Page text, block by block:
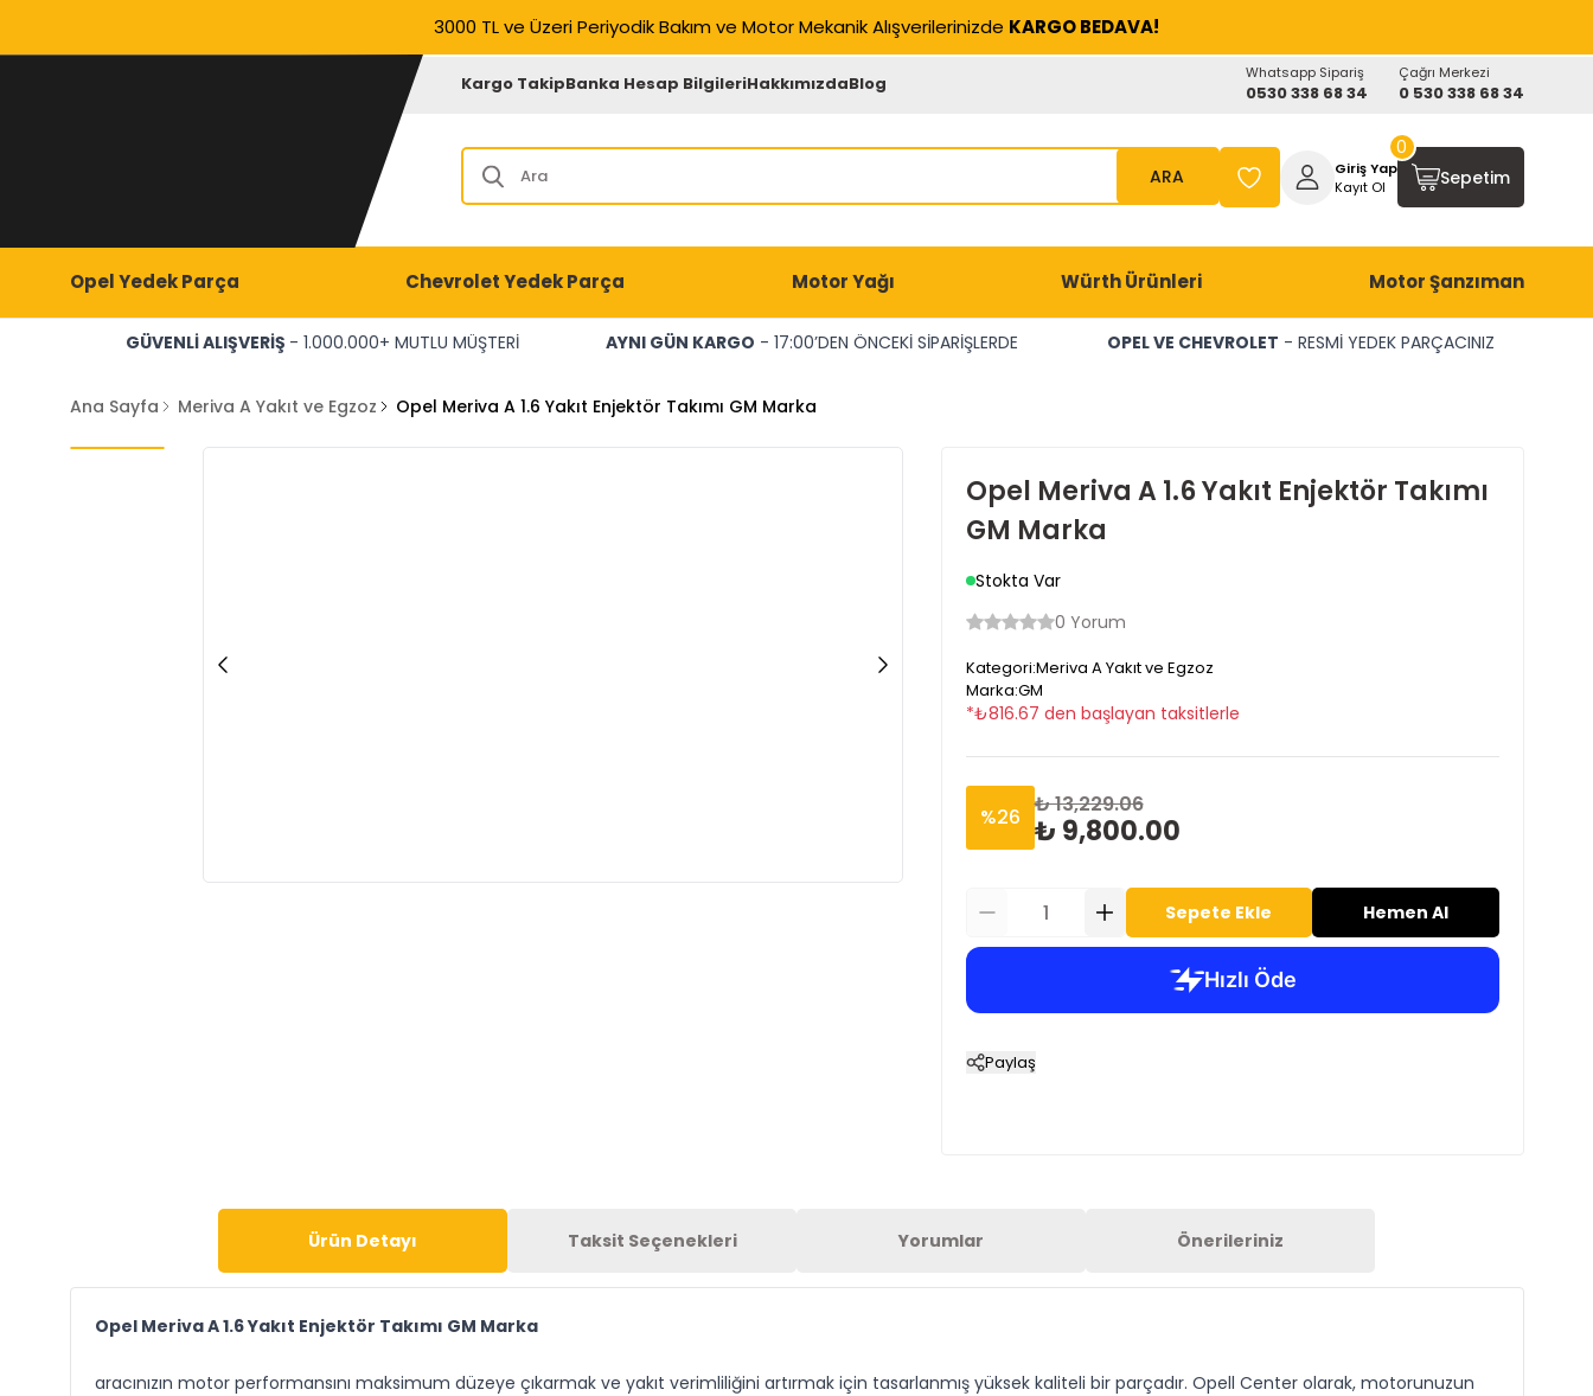
3000 TL ve Üzeri Periyodik Bakım ve Motor Mekanik Alışverilerinizde KARGO BEDAVA!
Kargo TakipBanka Hesap BilgileriHakkımızdaBlog Whatsapp Sipariş
0530 338 68 34
Çağrı Merkezi
0 530 338 68 34
ARA
Giriş Yap
Kayıt Ol
Sepetim
0
Opel Yedek Parça Chevrolet Yedek Parça Motor Yağı Würth Ürünleri Motor Şanzıman
GÜVENLİ ALIŞVERİŞ - 1.000.000+ MUTLU MÜŞTERİ AYNI GÜN KARGO - 17:00’DEN ÖNCEKİ SİPARİŞLERDE OPEL VE CHEVROLET - RESMİ YEDEK PARÇACINIZ
Ana Sayfa Meriva A Yakıt ve Egzoz Opel Meriva A 1.6 Yakıt Enjektör Takımı GM Marka
Opel Meriva A 1.6 Yakıt Enjektör Takımı
GM Marka
Stokta Var
0 Yorum
Kategori:Meriva A Yakıt ve Egzoz
Marka:GM
*₺816.67 den başlayan taksitlerle
%26 ₺ 13,229.06
₺ 9,800.00
Sepete Ekle Hemen Al
Paylaş
Ürün Detayı Taksit Seçenekleri Yorumlar Önerileriniz
Opel Meriva A 1.6 Yakıt Enjektör Takımı GM Marka
aracınızın motor performansını maksimum düzeye çıkarmak ve yakıt verimliliğini artırmak için tasarlanmış yüksek kaliteli bir parçadır. Opell Center olarak, motorunuzun